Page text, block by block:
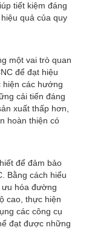
tiết kiệm đáng
quả của quy
một vai trò quan
để đạt hiệu
hiện các hướng
cải tiến đáng
xuất thấp hơn,
hoàn thiện có
để đảm bảo
Bằng cách hiểu
hóa đường
cao, thực hiện
các công cụ
đạt được những